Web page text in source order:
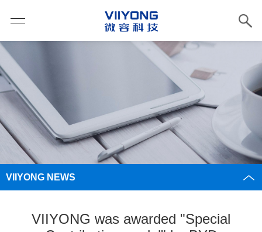
VIIYONG NEWS
VIIYONG was awarded "Special